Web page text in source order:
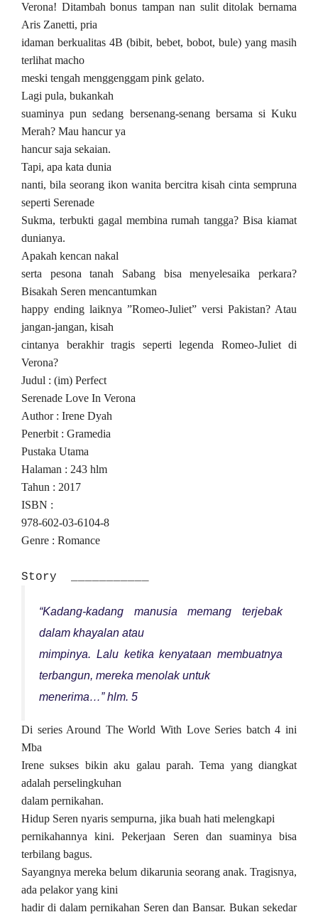
Verona! Ditambah bonus tampan nan sulit ditolak bernama
Aris Zanetti, pria
idaman berkualitas 4B (bibit, bebet, bobot, bule) yang masih
terlihat macho
meski tengah menggenggam pink gelato.
Lagi pula, bukankah
suaminya pun sedang bersenang-senang bersama si Kuku
Merah? Mau hancur ya
hancur saja sekaian.
Tapi, apa kata dunia
nanti, bila seorang ikon wanita bercitra kisah cinta sempruna
seperti Serenade
Sukma, terbukti gagal membina rumah tangga? Bisa kiamat
dunianya.
Apakah kencan nakal
serta pesona tanah Sabang bisa menyelesaika perkara?
Bisakah Seren mencantumkan
happy ending laiknya ”Romeo-Juliet” versi Pakistan? Atau
jangan-jangan, kisah
cintanya berakhir tragis seperti legenda Romeo-Juliet di
Verona?
Judul : (im) Perfect
Serenade Love In Verona
Author : Irene Dyah
Penerbit : Gramedia
Pustaka Utama
Halaman : 243 hlm
Tahun : 2017
ISBN :
978-602-03-6104-8
Genre : Romance
Story ___________
“Kadang-kadang manusia memang terjebak
dalam khayalan atau
mimpinya. Lalu ketika kenyataan membuatnya
terbangun, mereka menolak untuk
menerima…” hlm. 5
Di series Around The World With Love Series batch 4 ini
Mba
Irene sukses bikin aku galau parah. Tema yang diangkat
adalah perselingkuhan
dalam pernikahan.
Hidup Seren nyaris sempurna, jika buah hati melengkapi
pernikahannya kini. Pekerjaan Seren dan suaminya bisa
terbilang bagus.
Sayangnya mereka belum dikarunia seorang anak. Tragisnya,
ada pelakor yang kini
hadir di dalam pernikahan Seren dan Bansar. Bukan sekedar